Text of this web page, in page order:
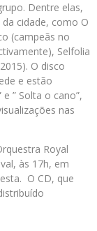
Dentre elas,
cidade, como O
(campeãs no
Selfolia
O disco
e estão
” Solta o cano”,
nas
Royal
às 17h, em
O CD, que